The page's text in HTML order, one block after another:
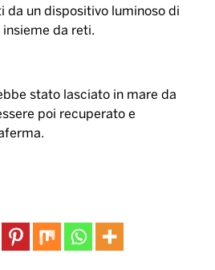
da un dispositivo luminoso di
insieme da reti.
stato lasciato in mare da
poi recuperato e